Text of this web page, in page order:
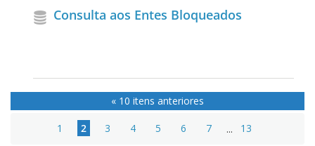
Consulta aos Entes Bloqueados
« 10 itens anteriores
1 2 3 4 5 6 7 ... 13